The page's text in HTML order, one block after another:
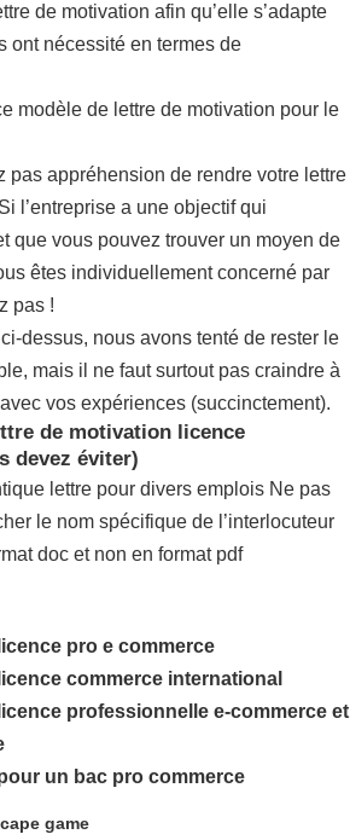
de motivation afin qu’elle s’adapte
ont nécessité en termes de
modèle de lettre de motivation pour le
pas appréhension de rendre votre lettre
l’entreprise a une objectif qui
que vous pouvez trouver un moyen de
êtes individuellement concerné par
pas !
dessus, nous avons tenté de rester le
mais il ne faut surtout pas craindre à
vos expériences (succinctement).
de motivation licence
devez éviter)
lettre pour divers emplois Ne pas
le nom spécifique de l’interlocuteur
doc et non en format pdf
pro e commerce
commerce international
professionnelle e-commerce et
un bac pro commerce
game